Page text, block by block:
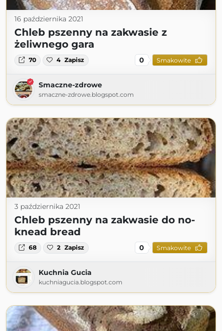
16 października 2021
Chleb pszenny na zakwasie z
żeliwnego gara
70 4 Zapisz 0 Smakowite
Smaczne-zdrowe
smaczne-zdrowe.blogspot.com
3 października 2021
Chleb pszenny na zakwasie do no-
knead bread
68 2 Zapisz 0 Smakowite
Kuchnia Gucia
kuchniagucia.blogspot.com